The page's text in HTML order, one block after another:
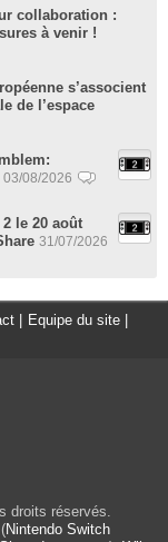
collaboration :
à venir !
s’associent
de l’espace
03/08/2026
le 20 août
31/07/2026
Equipe du site
droits réservés.
Nintendo Switch